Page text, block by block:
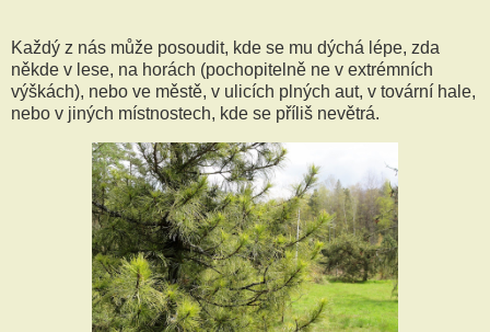
Každý z nás může posoudit, kde se mu dýchá lépe, zda
někde v lese, na horách (pochopitelně ne v extrémních
výškách), nebo ve městě, v ulicích plných aut, v tovární hale,
nebo v jiných místnostech, kde se příliš nevětrá.